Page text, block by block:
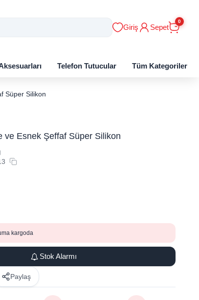
Giriş Sepet
0
Telefon Tutucular Tüm Kategoriler
Süper Silikon
ve Esnek Şeffaf Süper Silikon
kargoda
Stok Alarmı
Paylaş